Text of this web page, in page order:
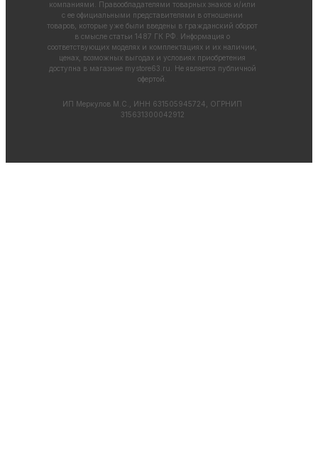
компаниями. Правообладателями товарных знаков и/или
с ее официальными представителями в отношении
товаров, которые уже были введены в гражданский оборот
в смысле статьи 1487 ГК РФ. Информация о
соответствующих моделях и комплектациях и их наличии,
ценах, возможных выгодах и условиях приобретения
доступна в магазине mystore63.ru . Не является публичной
офертой.
ИП Меркулов М.С., ИНН 631505945724, ОГРНИП
315631300042912